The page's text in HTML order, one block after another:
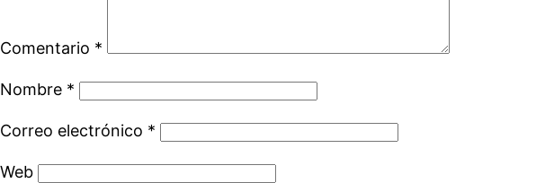
Comentario *
Nombre *
Correo electrónico *
Web